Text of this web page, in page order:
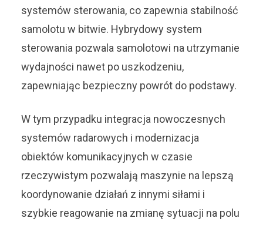
systemów sterowania, co zapewnia stabilność
samolotu w bitwie. Hybrydowy system
sterowania pozwala samolotowi na utrzymanie
wydajności nawet po uszkodzeniu,
zapewniając bezpieczny powrót do podstawy.
W tym przypadku integracja nowoczesnych
systemów radarowych i modernizacja
obiektów komunikacyjnych w czasie
rzeczywistym pozwalają maszynie na lepszą
koordynowanie działań z innymi siłami i
szybkie reagowanie na zmianę sytuacji na polu